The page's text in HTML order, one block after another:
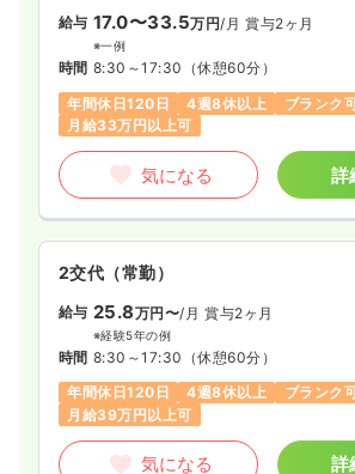
給与 17.0〜33.5万円/月 賞与2ヶ月
※一例
時間 8:30～17:30 （休憩60分）
年間休日120日
4週8休以上 ブランク
月給33万円以上可
気になる 詳
2交代（常勤）
給与 25.8万円〜/月 賞与2ヶ月
※経験5年の例
時間 8:30～17:30 （休憩60分）
年間休日120日
4週8休以上 ブランク
月給39万円以上可
気になる 詳